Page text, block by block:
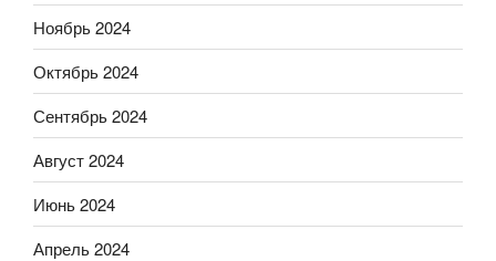
Ноябрь 2024
Октябрь 2024
Сентябрь 2024
Август 2024
Июнь 2024
Апрель 2024